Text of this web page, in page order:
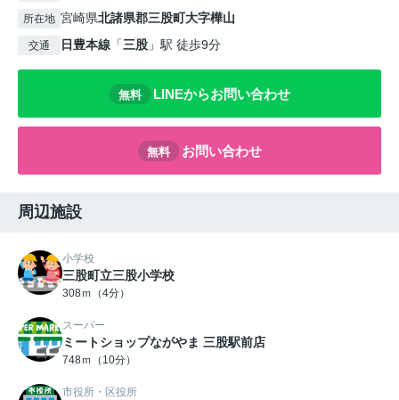
所在地 宮崎県北諸県郡三股町大字樺山
交通 日豊本線 「三股 」駅 徒歩9分
無料 LINEからお問い合わせ
無料 お問い合わせ
周辺施設
小学校
三股町立三股小学校
308ｍ（4分）
スーパー
ミートショップながやま 三股駅前店
748ｍ（10分）
市役所・区役所